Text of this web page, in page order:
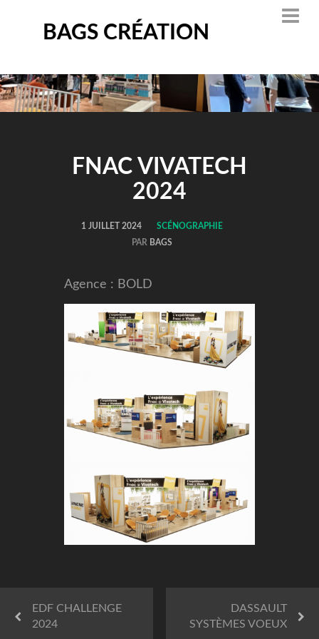
BAGS CRÉATION
FNAC VIVATECH
2024
1 JUILLET 2024
SCÉNOGRAPHIE
PAR BAGS
Agence : BOLD
EDF CHALLENGE
2024
DASSAULT
SYSTÈMES VOEUX